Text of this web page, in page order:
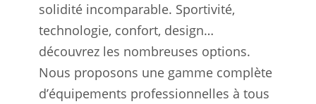
solidité incomparable. Sportivité,
technologie, confort, design…
découvrez les nombreuses options.
Nous proposons une gamme complète
d’équipements professionnelles à tous